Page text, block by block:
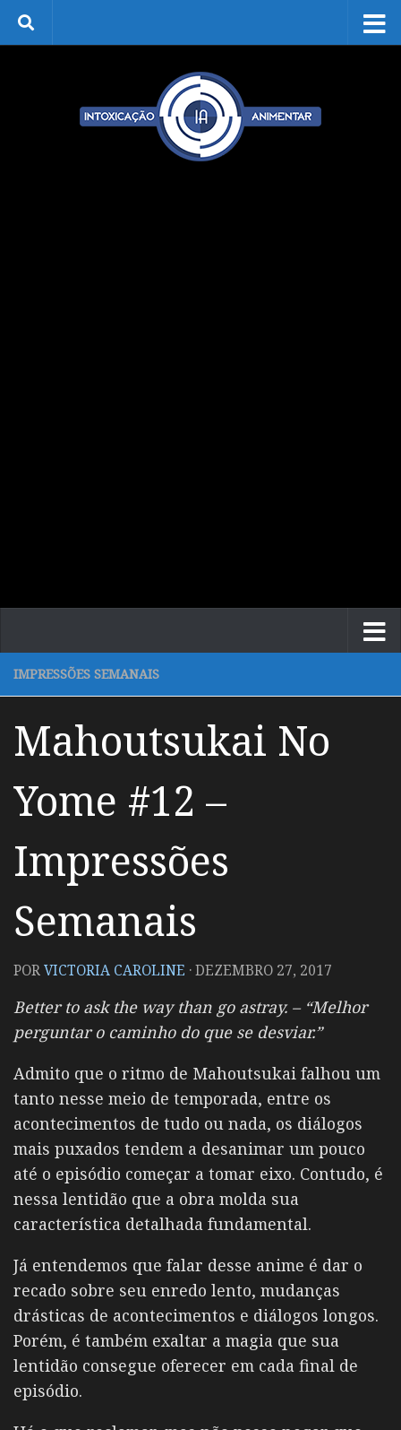
Skip to content
IMPRESSÕES SEMANAIS
Mahoutsukai No
Yome #12 –
Impressões
Semanais
PORVICTORIA CAROLINE ·DEZEMBRO 27, 2017
Better to ask the way than go astray. – “Melhor
perguntar o caminho do que se desviar.”
Admito que o ritmo de Mahoutsukai falhou um
tanto nesse meio de temporada, entre os
acontecimentos de tudo ou nada, os diálogos
mais puxados tendem a desanimar um pouco
até o episódio começar a tomar eixo. Contudo, é
nessa lentidão que a obra molda sua
característica detalhada fundamental.
Já entendemos que falar desse anime é dar o
recado sobre seu enredo lento, mudanças
drásticas de acontecimentos e diálogos longos.
Porém, é também exaltar a magia que sua
lentidão consegue oferecer em cada final de
episódio.